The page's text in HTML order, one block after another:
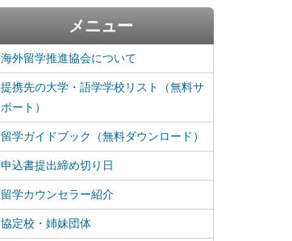
メニュー
海外留学推進協会について
提携先の大学・語学学校リスト（無料サ
ポート）
留学ガイドブック（無料ダウンロード）
申込書提出締め切り日
留学カウンセラー紹介
協定校・姉妹団体